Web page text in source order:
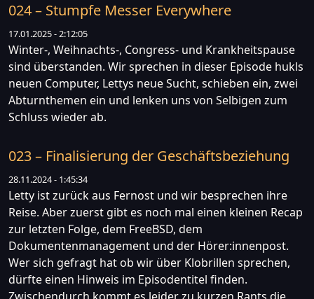
024 – Stumpfe Messer Everywhere
17.01.2025 - 2:12:05
Winter-, Weihnachts-, Congress- und Krankheitspause
sind überstanden. Wir sprechen in dieser Episode hukls
neuen Computer, Lettys neue Sucht, schieben ein, zwei
Abturnthemen ein und lenken uns von Selbigen zum
Schluss wieder ab.
023 – Finalisierung der Geschäftsbeziehung
28.11.2024 - 1:45:34
Letty ist zurück aus Fernost und wir besprechen ihre
Reise. Aber zuerst gibt es noch mal einen kleinen Recap
zur letzten Folge, dem FreeBSD, dem
Dokumentenmanagement und der Hörer:innenpost.
Wer sich gefragt hat ob wir über Klobrillen sprechen,
dürfte einen Hinweis im Episodentitel finden.